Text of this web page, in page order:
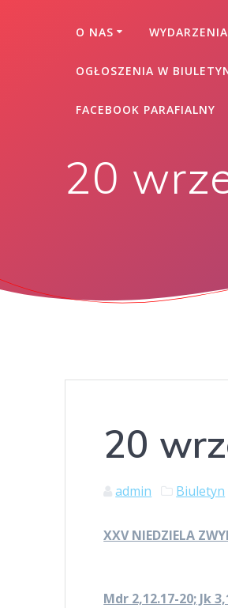
O NAS WYDARZENIA
OGŁOSZENIA W
FACEBOOK PARAFIALNY
20
20
admin Biuletyn
XXV NIEDZIELA
Mdr 2,12.17-20; Jk